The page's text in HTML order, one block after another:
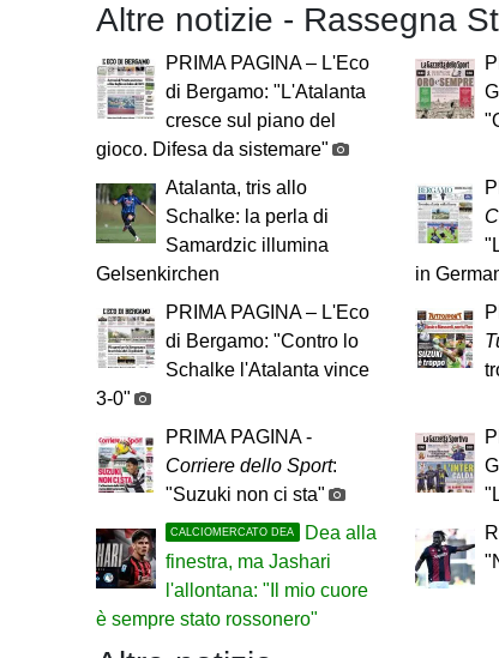
Altre notizie - Rassegna
PRIMA PAGINA – L'Eco
di Bergamo: "L'Atalanta
cresce sul piano del
gioco. Difesa da sistemare"
Atalanta, tris allo
Schalke: la perla di
Samardzic illumina
Gelsenkirchen
in
PRIMA PAGINA – L'Eco
di Bergamo: "Contro lo
Schalke l'Atalanta vince
3-0"
PRIMA PAGINA -
Corriere dello Sport:
"Suzuki non ci sta"
CALCIOMERCATO DEA
Dea alla
finestra, ma Jashari
l'allontana: "Il mio cuore
è sempre stato rossonero"